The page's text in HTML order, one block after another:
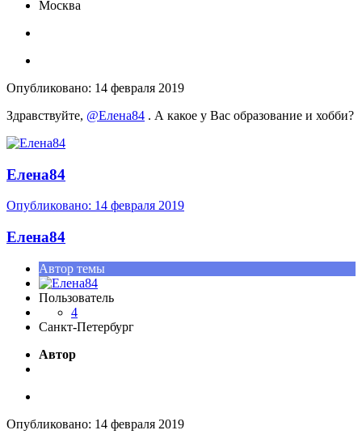
Москва
Опубликовано: 14 февраля 2019
Здравствуйте, @Елена84 . А какое у Вас образование и хобби?
Елена84
Опубликовано: 14 февраля 2019
Елена84
Автор темы
Пользователь
4
Санкт-Петербург
Автор
Опубликовано: 14 февраля 2019